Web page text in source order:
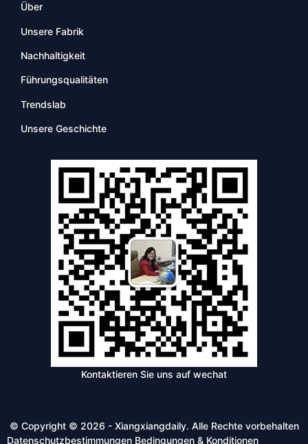
Über
Unsere Fabrik
Nachhaltigkeit
Führungsqualitäten
Trendslab
Unsere Geschichte
Kontaktieren Sie uns auf wechat
© Copyright © 2026 - Xiangxiangdaily. Alle Rechte vorbehalten
Datenschutzbestimmungen Bedingungen & Konditionen